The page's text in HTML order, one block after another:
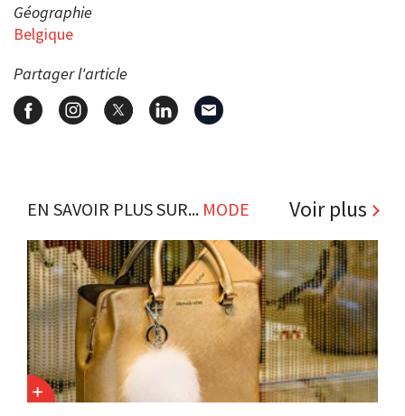
Géographie
Belgique
Partager l'article
EN SAVOIR PLUS SUR... MODE Voir plus